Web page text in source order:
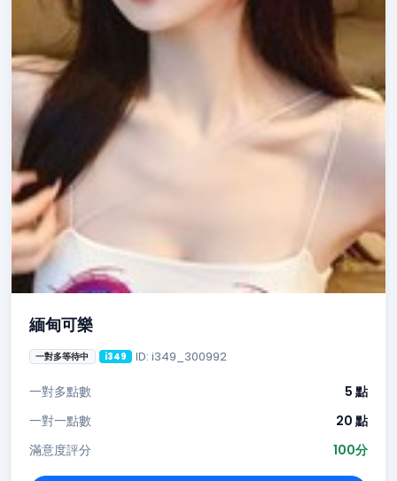
緬甸可樂
一對多等待中 i349 ID: i349_300992
一對多點數
5 點
一對一點數
20 點
滿意度評分
100分